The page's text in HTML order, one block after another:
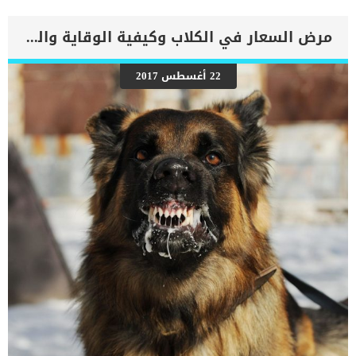
أشكال العدوى تتفاقم مع هرمونات النمو وتصبح أكثر خطورة.تنظيف مكان
معين على جسم القطة لإدخال حقن الهرمون تحت الجلد وضمان عدم حدوث
اى تلوث او عدوى وغالبا يكون هذا المكان بالقرب من كتف القطة.بعد
الحقن يتم تدليك هذه المنطقة لمنع تكوين اى تورم او زوائد جلدية تدفع
القطة فيما بعد بعضها او خدشهاتستغرق عملية حقن هرمونات النمو
دقائق معدودة ولا تحتم تخدير القطة. اقرأ ايضا: جدول طعام القطط
الصغيرة من سن شهرين الى 6 أشهر تعرف على مدى فعالية تعزيز
هرمون النمو عند القطط تحتاج القطط الى زيادة هرمون النمو عندما
تعانى من نقص هذا الهرمون يؤثر ذلك […]
مرض السعار في الكلاب وكيفية الوقاية والعلاج
22 أغسطس 2017